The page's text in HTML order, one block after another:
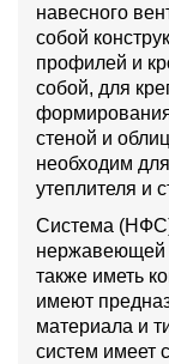
навесного
собой
профилей и
собой, для
стеной и
необходим
утеплителя и
Система
нержавеющей
также иметь
имеют
материала и
систем имеет